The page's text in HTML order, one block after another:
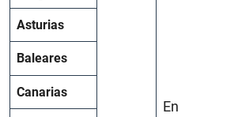
En
Asturias
Baleares
Canarias